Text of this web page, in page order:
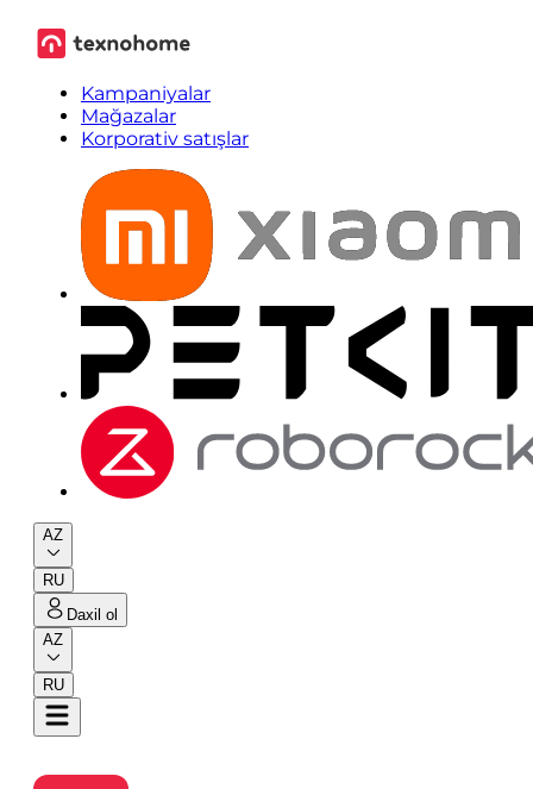
Kampaniyalar
Mağazalar
Korporativ satışlar
AZ
RU
Daxil ol
AZ
RU